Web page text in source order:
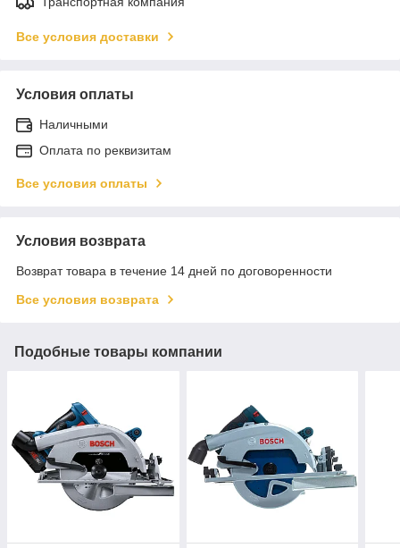
Все условия доставки
Условия оплаты
Наличными
Оплата по реквизитам
Все условия оплаты
Условия возврата
Возврат товара в течение 14 дней по договоренности
Все условия возврата
Подобные товары компании